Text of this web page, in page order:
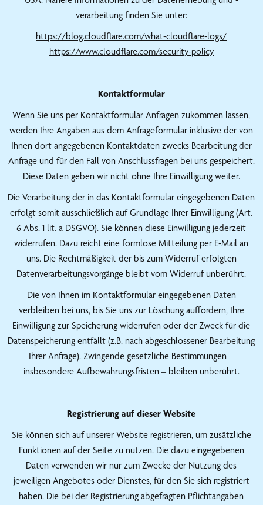
verarbeitung finden Sie unter:
https://blog.cloudflare.com/what-cloudflare-logs/
https://www.cloudflare.com/security-policy
Kontaktformular
Wenn Sie uns per Kontaktformular Anfragen zukommen lassen,
werden Ihre Angaben aus dem Anfrageformular inklusive der von
Ihnen dort angegebenen Kontaktdaten zwecks Bearbeitung der
Anfrage und für den Fall von Anschlussfragen bei uns gespeichert.
Diese Daten geben wir nicht ohne Ihre Einwilligung weiter.
Die Verarbeitung der in das Kontaktformular eingegebenen Daten
erfolgt somit ausschließlich auf Grundlage Ihrer Einwilligung (Art.
6 Abs. 1 lit. a DSGVO). Sie können diese Einwilligung jederzeit
widerrufen. Dazu reicht eine formlose Mitteilung per E-Mail an
uns. Die Rechtmäßigkeit der bis zum Widerruf erfolgten
Datenverarbeitungsvorgänge bleibt vom Widerruf unberührt.
Die von Ihnen im Kontaktformular eingegebenen Daten
verbleiben bei uns, bis Sie uns zur Löschung auffordern, Ihre
Einwilligung zur Speicherung widerrufen oder der Zweck für die
Datenspeicherung entfällt (z.B. nach abgeschlossener Bearbeitung
Ihrer Anfrage). Zwingende gesetzliche Bestimmungen –
insbesondere Aufbewahrungsfristen – bleiben unberührt.
Registrierung auf dieser Website
Sie können sich auf unserer Website registrieren, um zusätzliche
Funktionen auf der Seite zu nutzen. Die dazu eingegebenen
Daten verwenden wir nur zum Zwecke der Nutzung des
jeweiligen Angebotes oder Dienstes, für den Sie sich registriert
haben. Die bei der Registrierung abgefragten Pflichtangaben